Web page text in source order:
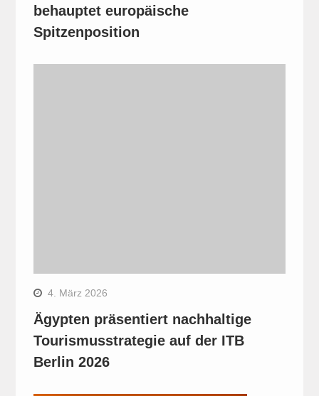
behauptet europäische
Spitzenposition
4. März 2026
Ägypten präsentiert nachhaltige
Tourismusstrategie auf der ITB
Berlin 2026